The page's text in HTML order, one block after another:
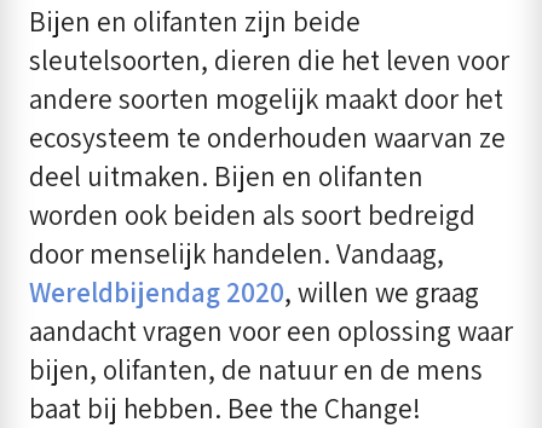
Bijen en olifanten zijn beide
sleutelsoorten, dieren die het leven voor
andere soorten mogelijk maakt door het
ecosysteem te onderhouden waarvan ze
deel uitmaken. Bijen en olifanten
worden ook beiden als soort bedreigd
door menselijk handelen. Vandaag,
Wereldbijendag 2020, willen we graag
aandacht vragen voor een oplossing waar
bijen, olifanten, de natuur en de mens
baat bij hebben. Bee the Change!